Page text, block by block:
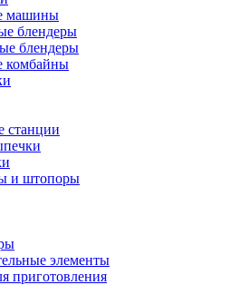
машины
блендеры
блендеры
комбайны
станции
и штопоры
элементы
приготовления